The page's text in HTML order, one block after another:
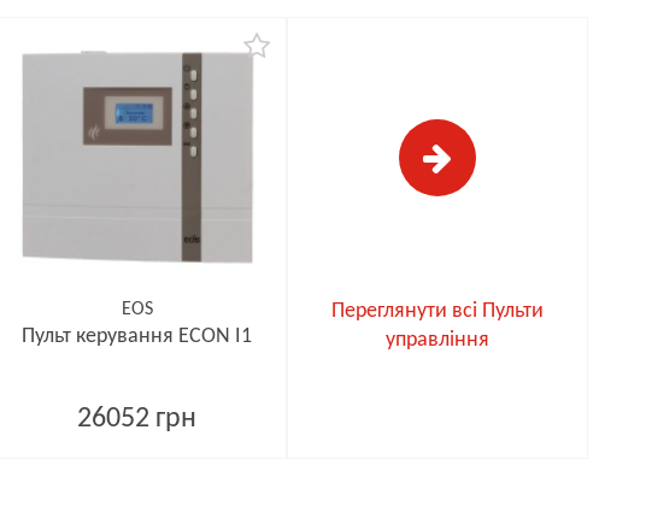
EOS
Пульт керування ECON I1
26052 грн
Переглянути всі Пульти
управління